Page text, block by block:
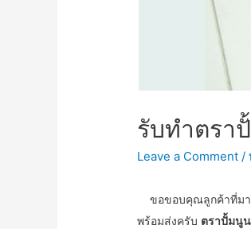
รับทำตรา
Leave a Comment /
ขอขอบคุณลูกค้าที่ม
พร้อมส่งครับ ตราปั้มนู